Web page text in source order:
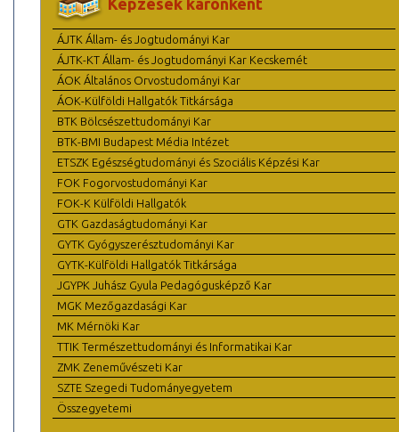
Képzések karonként
ÁJTK Állam- és Jogtudományi Kar
ÁJTK-KT Állam- és Jogtudományi Kar Kecskemét
ÁOK Általános Orvostudományi Kar
ÁOK-Külföldi Hallgatók Titkársága
BTK Bölcsészettudományi Kar
BTK-BMI Budapest Média Intézet
ETSZK Egészségtudományi és Szociális Képzési Kar
FOK Fogorvostudományi Kar
FOK-K Külföldi Hallgatók
GTK Gazdaságtudományi Kar
GYTK Gyógyszerésztudományi Kar
GYTK-Külföldi Hallgatók Titkársága
JGYPK Juhász Gyula Pedagógusképző Kar
MGK Mezőgazdasági Kar
MK Mérnöki Kar
TTIK Természettudományi és Informatikai Kar
ZMK Zeneművészeti Kar
SZTE Szegedi Tudományegyetem
Összegyetemi